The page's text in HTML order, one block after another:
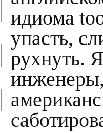
идиома
упасть,
рухнуть.